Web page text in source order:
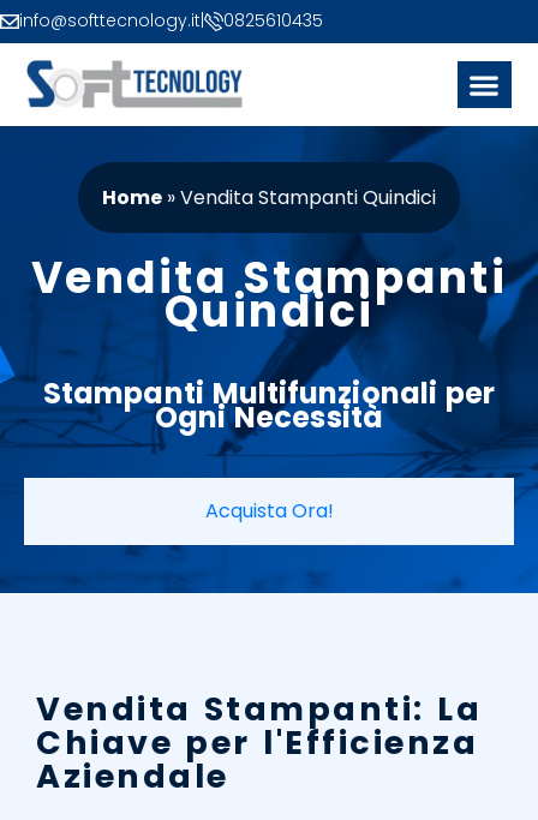
info@softtecnology.it 0825610435
Home »Vendita Stampanti Quindici
Vendita Stampanti
Quindici
Stampanti Multifunzionali per
Ogni Necessità
Acquista Ora!
Vendita Stampanti: La
Chiave per l'Efficienza
Aziendale